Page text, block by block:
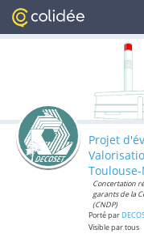
Projet
Concertation
garants de la
(CNDP)
Porté par
Visible par tous